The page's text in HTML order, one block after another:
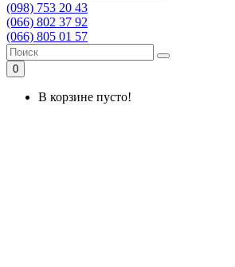
(098) 753 20 43
(066) 802 37 92
(066) 805 01 57
0
В корзине пусто!